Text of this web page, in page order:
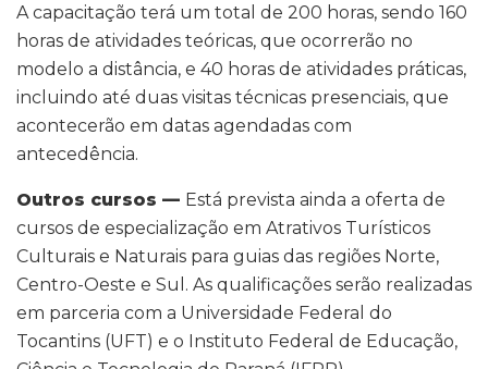
A capacitação terá um total de 200 horas, sendo 160
horas de atividades teóricas, que ocorrerão no
modelo a distância, e 40 horas de atividades práticas,
incluindo até duas visitas técnicas presenciais, que
acontecerão em datas agendadas com
antecedência.
Outros cursos — Está prevista ainda a oferta de
cursos de especialização em Atrativos Turísticos
Culturais e Naturais para guias das regiões Norte,
Centro-Oeste e Sul. As qualificações serão realizadas
em parceria com a Universidade Federal do
Tocantins (UFT) e o Instituto Federal de Educação,